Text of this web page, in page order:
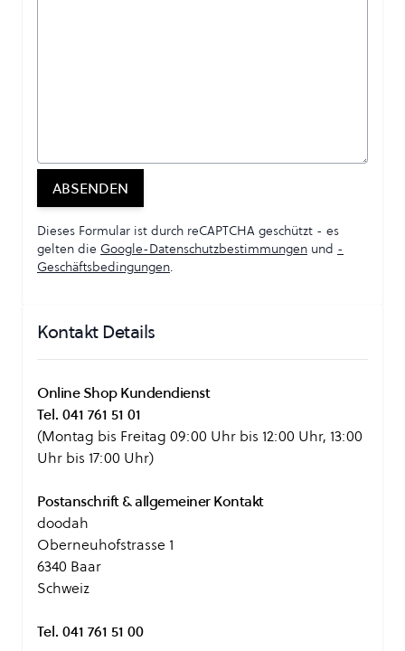
ABSENDEN
Dieses Formular ist durch reCAPTCHA geschützt - es
gelten die Google-Datenschutzbestimmungen und -
Geschäftsbedingungen.
Kontakt Details
Online Shop Kundendienst
Tel. 041 761 51 01
(Montag bis Freitag 09:00 Uhr bis 12:00 Uhr, 13:00
Uhr bis 17:00 Uhr)
Postanschrift & allgemeiner Kontakt
doodah
Oberneuhofstrasse 1
6340 Baar
Schweiz
Tel. 041 761 51 00